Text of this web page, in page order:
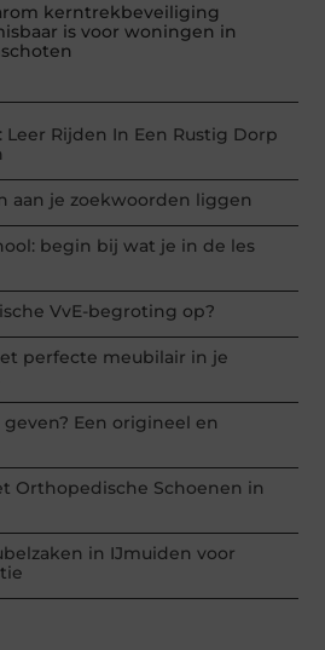
kerntrekbeveiliging
is voor woningen in
Rijden In Een Rustig Dorp
aan je zoekwoorden liggen
begin bij wat je in de les
VvE-begroting op?
perfecte meubilair in je
Een origineel en
Orthopedische Schoenen in
in IJmuiden voor